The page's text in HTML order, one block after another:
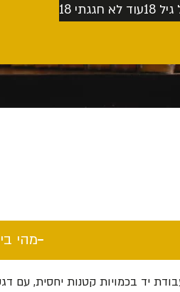
18 עוד לא חגגתי 18
מהי
יד בכמויות קטנות יחסית, עם